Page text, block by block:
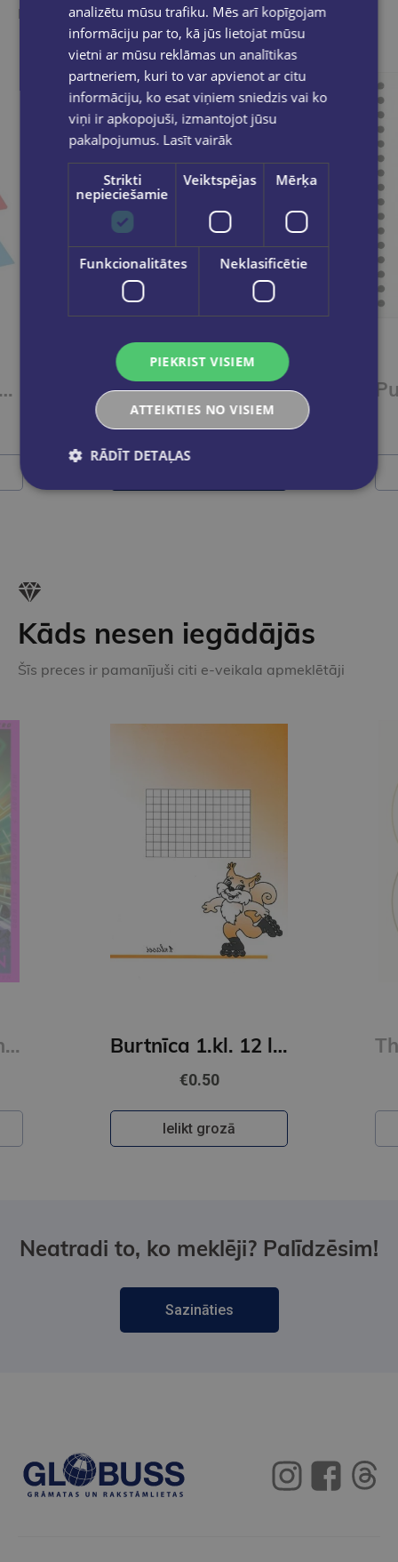
Ieskaties, varbūt noder
vāks/Cool Punktiņklade. That girl planner
€15.95
Kāds nesen iegādājās
Šīs preces ir pamanījuši citi e-veikala apmeklētāji
Percy Jackson and The Olympians #4: The Battle of the Labyrinth Burtnīca 1.kl. 12 lapas lielrūtiņu
€0.50
Ielikt grozā
Neatradi to, ko meklēji? Palīdzēsim!
Sazināties
analizētu mūsu trafiku. Mēs arī kopīgojam
informāciju par to, kā jūs lietojat mūsu
vietni ar mūsu reklāmas un analītikas
partneriem, kuri to var apvienot ar citu
informāciju, ko esat viņiem sniedzis vai ko
viņi ir apkopojuši, izmantojot jūsu
pakalpojumus. Lasīt vairāk
Strikti
nepieciešamie
Veiktspējas Mērķa
Funkcionalitātes Neklasificētie
PIEKRIST VISIEM
ATTEIKTIES NO VISIEM
RĀDĪT DETAĻAS